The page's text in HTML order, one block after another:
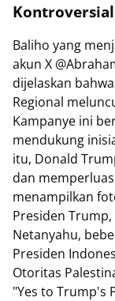
Kontroversial
Baliho yang
akun X
dijelaskan
Regional
Kampanye ini
mendukung
itu, Donald
dan
menampilkan
Presiden
Netanyahu,
Presiden
Otoritas
"Yes to Trump's